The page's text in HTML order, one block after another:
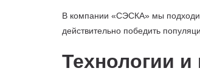
В компании «СЭСКА» мы
действительно победить
Технологии